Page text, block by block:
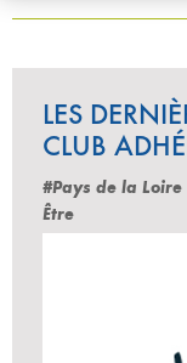
LES
CLUB
#Pays de la Loire
Être